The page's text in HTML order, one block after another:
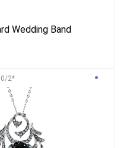
Wedding Band
2*